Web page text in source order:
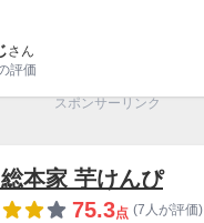
さん
評価
スポンサーリンク
本家 芋けんぴ
75.3点 (7人が評価)